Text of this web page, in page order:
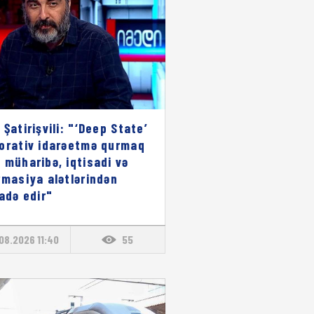
Şatirişvili: "‘Deep State’
idarəetmə qurmaq
müharibə, iqtisadi və
alətlərindən
edir"
11:40 55